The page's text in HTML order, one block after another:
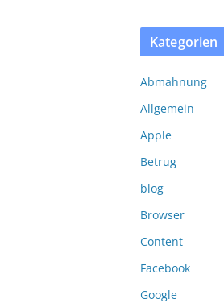
Kategorien
Abmahnung
Allgemein
Apple
Betrug
blog
Browser
Content
Facebook
Google